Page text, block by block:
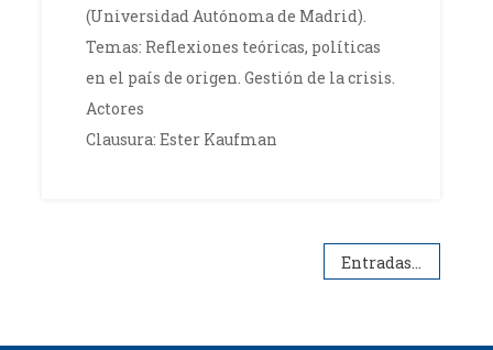
(Universidad Autónoma de Madrid).
Temas: Reflexiones teóricas, políticas
en el país de origen. Gestión de la crisis.
Actores
Clausura: Ester Kaufman
Entradas siguientes